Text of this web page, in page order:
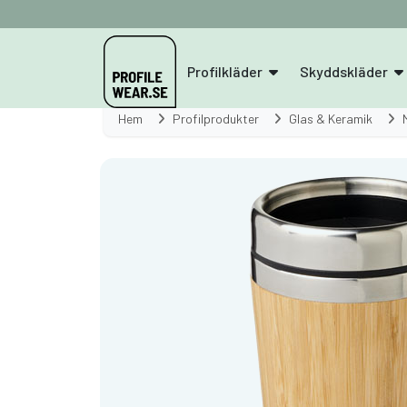
Profilkläder Skyddskläder
Hem Profilprodukter Glas & Keramik